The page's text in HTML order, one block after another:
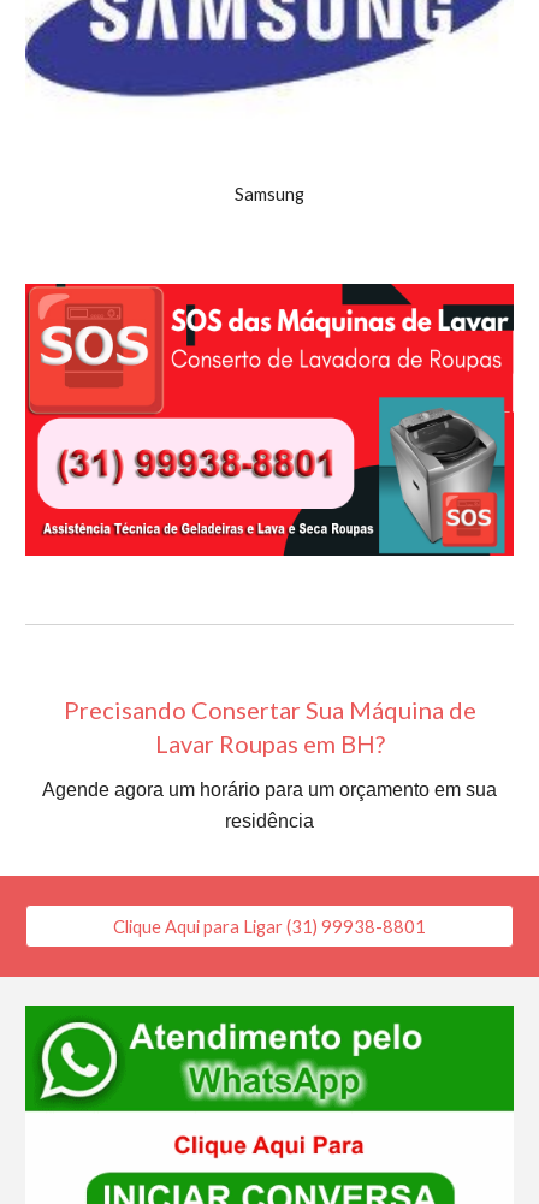
Samsung
Precisando Consertar Sua Máquina de
Lavar Roupas em BH?
Agende agora um horário para um orçamento em sua
residência
Clique Aqui para Ligar (31) 99938-8801